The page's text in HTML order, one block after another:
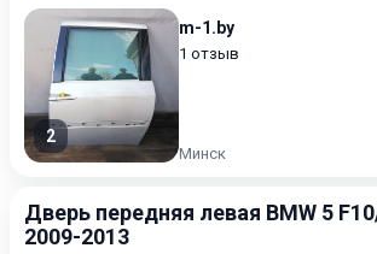
2
m-1.by
1 отзыв
Минск
Дверь передняя левая BMW 5
2009-2013